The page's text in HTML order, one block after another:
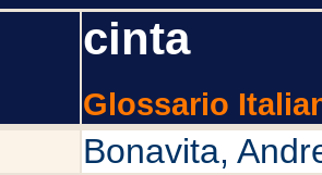
cinta
Glossario
Bonavita,